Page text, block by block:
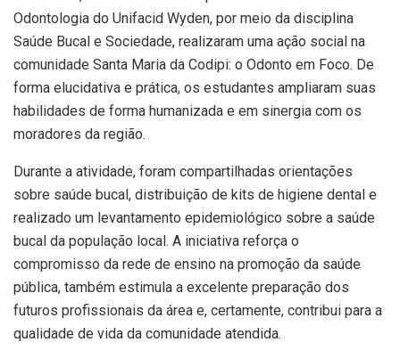
Odontologia do Unifacid Wyden, por meio da disciplina
Saúde Bucal e Sociedade, realizaram uma ação social na
comunidade Santa Maria da Codipi: o Odonto em Foco. De
forma elucidativa e prática, os estudantes ampliaram suas
habilidades de forma humanizada e em sinergia com os
moradores da região.
Durante a atividade, foram compartilhadas orientações
sobre saúde bucal, distribuição de kits de higiene dental e
realizado um levantamento epidemiológico sobre a saúde
bucal da população local. A iniciativa reforça o
compromisso da rede de ensino na promoção da saúde
pública, também estimula a excelente preparação dos
futuros profissionais da área e, certamente, contribui para a
qualidade de vida da comunidade atendida.